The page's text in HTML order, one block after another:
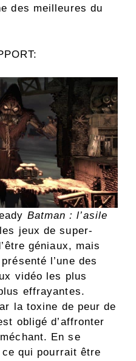
des meilleures du
Batman : l’asile
jeux de super-
géniaux, mais
l’une des
vidéo les plus
effrayantes.
la toxine de peur de
obligé d’affronter
En se
qui pourrait être